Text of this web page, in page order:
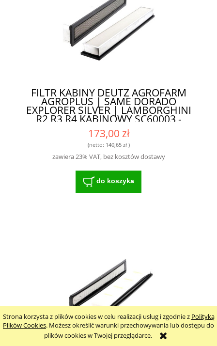
Strona korzysta z plików cookies w celu realizacji usług i zgodnie z Polityką
Plików Cookies. Możesz określić warunki przechowywania lub dostępu do
plików cookies w Twojej przeglądarce.
FILTR KABINY DEUTZ AGROFARM
AGROPLUS | SAME DORADO
EXPLORER SILVER | LAMBORGHINI
R2 R3 R4 KABINOWY SC60003 -
KOMPATYBILNOŚĆ Z WIELOMA
MODELAMI
173,00 zł
(netto: 140,65 zł)
zawiera 23% VAT, bez kosztów dostawy
do koszyka